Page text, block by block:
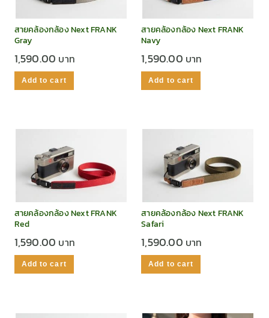
สายคล้องกล้อง Next FRANK
Gray
1,590.00
Add to cart
สายคล้องกล้อง Next FRANK
Navy
1,590.00
Add to cart
สายคล้องกล้อง Next FRANK
Red
1,590.00
Add to cart
สายคล้องกล้อง Next FRANK
Safari
1,590.00
Add to cart